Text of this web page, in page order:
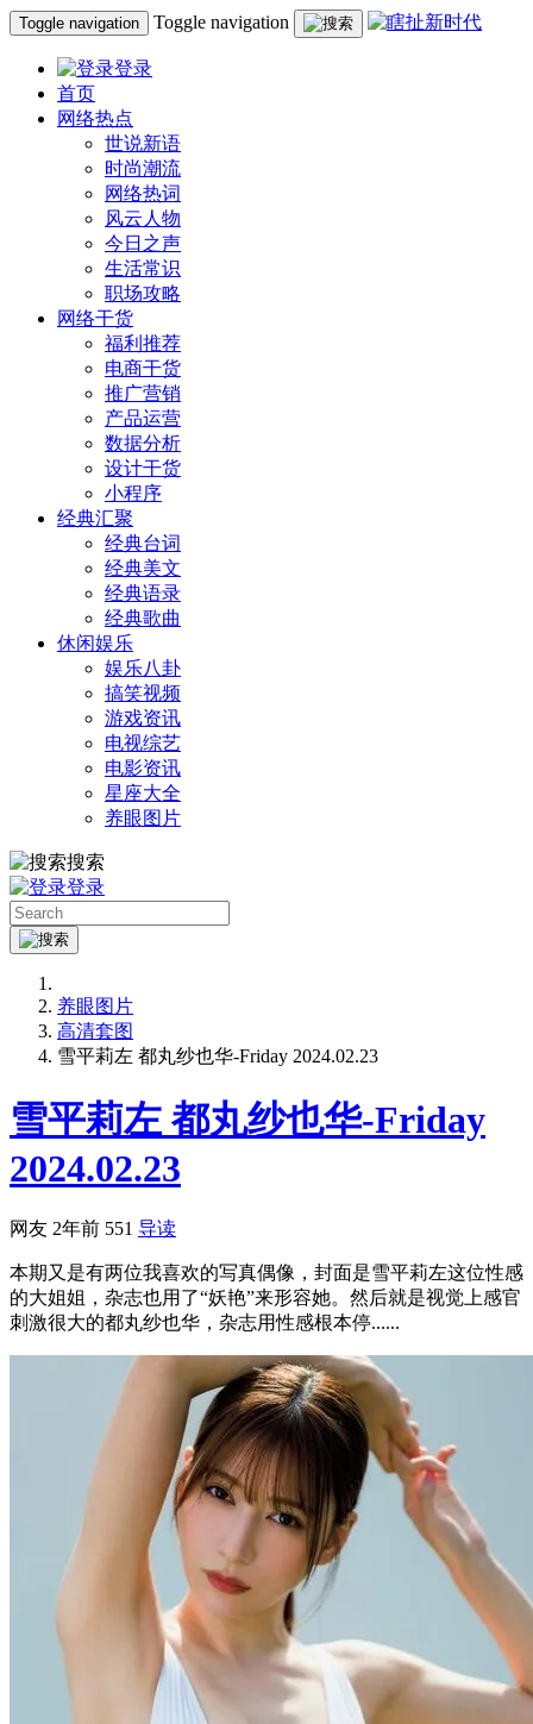
Toggle navigation Toggle navigation
登录
首页
网络热点
世说新语
时尚潮流
网络热词
风云人物
今日之声
生活常识
职场攻略
网络干货
福利推荐
电商干货
推广营销
产品运营
数据分析
设计干货
小程序
经典汇聚
经典台词
经典美文
经典语录
经典歌曲
休闲娱乐
娱乐八卦
搞笑视频
游戏资讯
电视综艺
电影资讯
星座大全
养眼图片
搜索
登录
养眼图片
高清套图
雪平莉左 都丸纱也华-Friday 2024.02.23
雪平莉左 都丸纱也华-Friday
2024.02.23
网友 2年前 551 导读
本期又是有两位我喜欢的写真偶像，封面是雪平莉左这位性感
的大姐姐，杂志也用了“妖艳”来形容她。然后就是视觉上感官
刺激很大的都丸纱也华，杂志用性感根本停......